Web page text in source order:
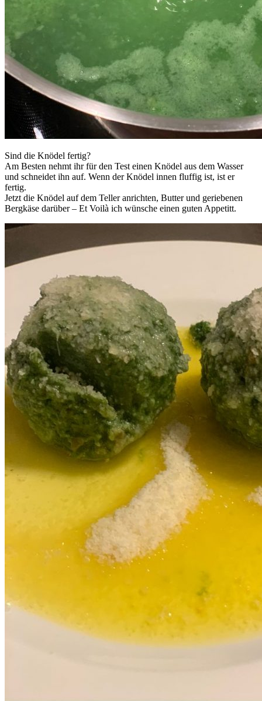
Sind die Knödel fertig?
Am Besten nehmt ihr für den Test einen Knödel aus dem Wasser
und schneidet ihn auf. Wenn der Knödel innen fluffig ist, ist er
fertig.
Jetzt die Knödel auf dem Teller anrichten, Butter und geriebenen
Bergkäse darüber – Et Voilà ich wünsche einen guten Appetitt.